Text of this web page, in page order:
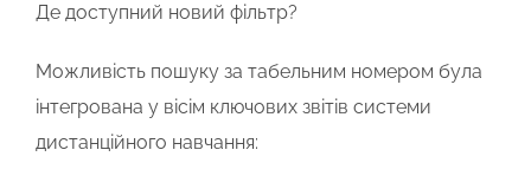
Де доступний новий фільтр?
Можливість пошуку за табельним номером була
інтегрована у вісім ключових звітів системи
дистанційного навчання: